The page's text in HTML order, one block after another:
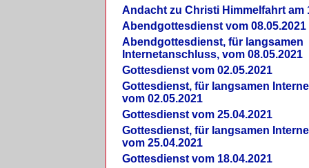
Andacht zu Christi Himmelfahrt am
Abendgottesdienst vom 08.05.2021
Abendgottesdienst, für langsamen
Internetanschluss, vom 08.05.2021
Gottesdienst vom 02.05.2021
Gottesdienst, für langsamen
vom 02.05.2021
Gottesdienst vom 25.04.2021
Gottesdienst, für langsamen
vom 25.04.2021
Gottesdienst vom 18.04.2021